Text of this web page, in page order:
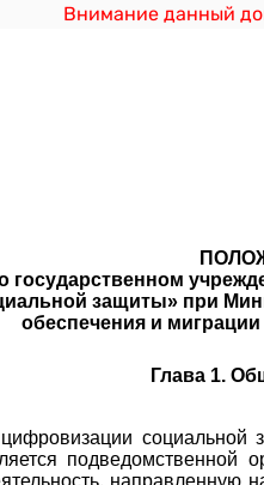
Внимание данный